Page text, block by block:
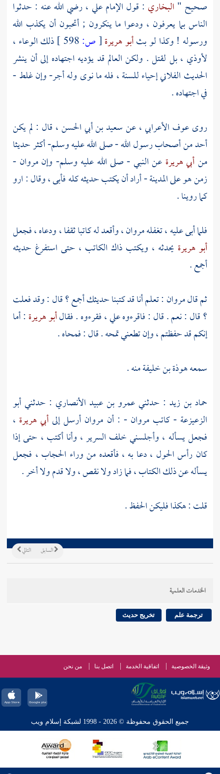
صحيح " البخاري : قول الإمامعلي ، رضي الله عنه : حدثوا
الناس بما يعرفون ، ودعوا ما ينكرون ; أتحبون أن يكذب الله
ورسوله ! وكذا لو بثأبو هريرة[ص:
ذلك الوعاء ،
لأوذي ، بل لقتل . ولكن العالم قد يؤديه اجتهاده إلى أن ينشر
الحديث الفلاني إحياء للسنة ، فله ما نوى وله أجر- وإن غلط -
في اجتهاده .
روىعوف الأعرابي، عنسعيد بن أبي الحسن، قال : لم يكن
أحد من أصحاب رسول الله - صلى الله عليه وسلم- أكثر حديثا
منأبي هريرة عن النبي - صلى الله عليه وسلم- وإنمروان -
زمن هو علىالمدينة- أراد أن يكتب حديثه كله فأبى ، وقال : ارو
كما روينا .
فلما أبى عليه ، تغفلهمروان، وأقعد له كاتبا ثقفا ، ودعاه ، فجعل
أبو هريرة يحدثه ، ويكتب ذاك الكاتب ، حتى استفرغ حديثه
أجمع .
ثم قالمروان : تعلم أنا قد كتبنا حديثك أجمع ؟ قال : وقد فعلت
؟ قال : نعم . قال : فاقرءوه علي ، فقرءوه . فقالأبو هريرة : أما
إنكم قد حفظتم ، وإن تطعني تمحه . قال : فمحاه .
سمعههوذة بن خليفةمنه .
حماد بن زيد : حدثنيعمرو بن عبيد الأنصاري : حدثنيأبو
الزعيزعة - كاتب مروان- : أن مروان أرسل إلىأبي هريرة ،
فجعل يسأله ، وأجلسني خلف السرير ، وأنا أكتب ، حتى إذا
كان رأس الحول ، دعا به ، فأقعده من وراء الحجاب ، فجعل
يسأله عن ذلك الكتاب ، فما زاد ولا نقص ، ولا قدم ولا أخر .
قلت : هكذا فليكن الحفظ .
التالي السابق
الخدمات العلمية
ترجمة علم تخريج حديث
وثيقة الخصوصية اتفاقية الخدمة اتصل بنا من نحن
جميع الحقوق محفوظة © 2026 - 1998 لشبكة إسلام ويب